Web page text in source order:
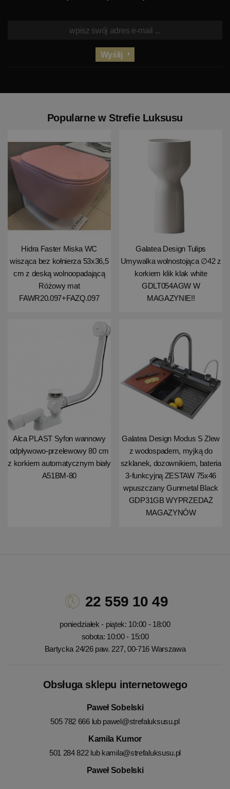
Wyślij
Popularne w Strefie Luksusu
Hidra Faster Miska WC
wisząca bez kołnierza 53x36,5
cm z deską wolnoopadającą
Różowy mat
FAWR20.097+FAZQ.097
Galatea Design Tulips
Umywalka wolnostojąca ∅42 z
korkiem klik klak white
GDLT054AGW W
MAGAZYNIE!!
Alca PLAST Syfon wannowy
odpływowo-przelewowy 80 cm
z korkiem automatycznym biały
A51BM-80
Galatea Design Modus S Zlew
z wodospadem, myjką do
szklanek, dozownikiem, bateria
3-funkcyjną ZESTAW 75x46
wpuszczany Gunmetal Black
GDP31GB WYPRZEDAŻ
MAGAZYNÓW
22 559 10 49
poniedziałek - piątek: 10:00 - 18:00
sobota: 10:00 - 15:00
Bartycka 24/26 paw. 227, 00-716 Warszawa
Obsługa sklepu internetowego
Paweł Sobelski
505 782 666 lub pawel@strefaluksusu.pl
Kamila Kumor
501 284 822 lub kamila@strefaluksusu.pl
Paweł Sobelski